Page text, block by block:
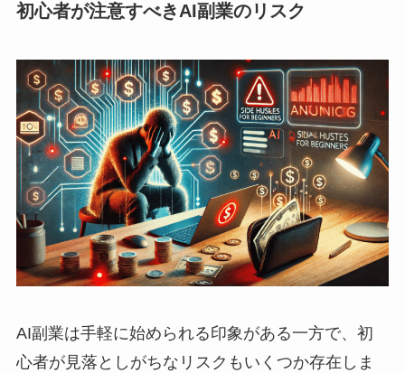
初心者が注意すべきAI副業のリスク
AI副業は手軽に始められる印象がある一方で、初
心者が見落としがちなリスクもいくつか存在しま